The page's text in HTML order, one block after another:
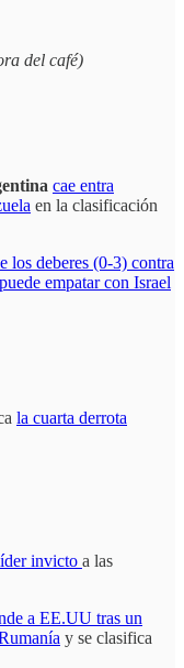
del café)
cae entra
en la clasificación
los deberes (0-3) contra
empatar con Israel
la cuarta derrota
invicto a las
a EE.UU tras un
y se clasifica